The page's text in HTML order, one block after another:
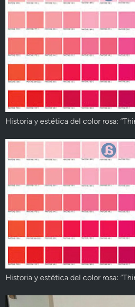
Historia y estética del color rosa:
Historia y estética del color rosa: